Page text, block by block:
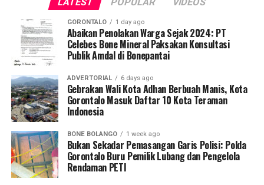
Daya Alam (SDA) Kaima Camaru.
Turut hadir dalam forum strategis tersebut Gubernur
Gorontalo Gusnar Ismail, Asisten II Sekda Provinsi
Sulawesi Utara mewakili Gubernur Sulut, jajaran kepala
daerah se-SulutGo, serta para narasumber dari
pemerintah pusat.
Dalam rakorwil tersebut, Direktur Ekonomi Syariah dan
memaparkan hasil evaluasi IKAD wilayah SulutGo
sebagai pijakan penyusunan rekomendasi kebijakan serta
akselerasi inklusi keuangan yang tepat sasaran.
GORONTALO 1 day ago
Abaikan Penolakan Warga Sejak 2024: PT
Celebes Bone Mineral Paksakan Konsultasi
Publik Amdal di Bonepantai
ADVERTORIAL 6 days ago
Gebrakan Wali Kota Adhan Berbuah Manis, Kota
Gorontalo Masuk Daftar 10 Kota Teraman
Indonesia
BONE BOLANGO 1 week ago
Bukan Sekadar Pemasangan Garis Polisi: Polda
Gorontalo Buru Pemilik Lubang dan Pengelola
Rendaman PETI